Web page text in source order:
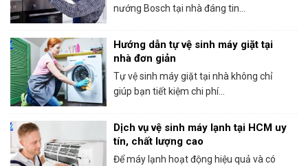
nướng Bosch tại nhà đáng tin...
Hướng dẫn tự vệ sinh máy giặt tại
nhà đơn giản
Tự vệ sinh máy giặt tại nhà không chỉ
giúp bạn tiết kiệm chi phí...
Dịch vụ vệ sinh máy lạnh tại HCM uy
tín, chất lượng cao
Để máy lạnh hoạt động hiệu quả và có